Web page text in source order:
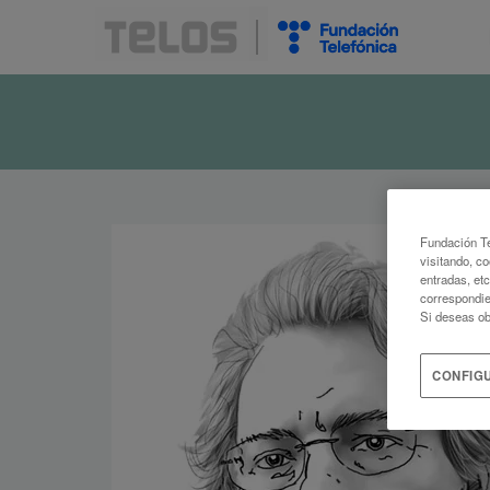
Fundación
visitando,
entradas,
Si deseas